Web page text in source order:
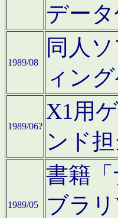
データ
1989/08
同人
ィン
1989/06?
X1用
ンド
1989/05
書籍
ブラ